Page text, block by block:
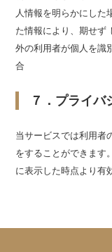
人情報を明らかにした
た情報により、期せず
外の利用者が個人を識
合
７．プライバ
当サービスでは利用者
をすることができます
に表示した時点より有